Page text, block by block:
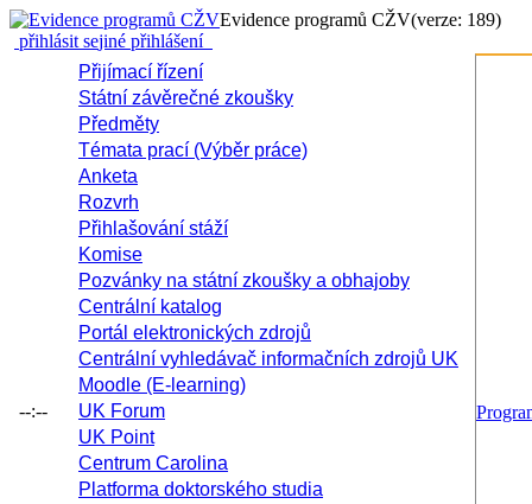
Evidence programů CŽV(verze: 189)
přihlásit sejiné přihlášení
--:--
Přijímací řízení
Státní závěrečné zkoušky
Předměty
Témata prací (Výběr práce)
Anketa
Rozvrh
Přihlašování stáží
Komise
Pozvánky na státní zkoušky a obhajoby
Centrální katalog
Portál elektronických zdrojů
Centrální vyhledávač informačních zdrojů UK
Moodle (E-learning)
UK Forum
UK Point
Centrum Carolina
Platforma doktorského studia